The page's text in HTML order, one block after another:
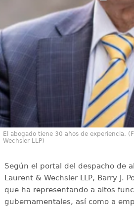
El abogado tiene 30 años de experiencia.
Wechsler LLP)
Según el portal del despacho de
Laurent & Wechsler LLP, Barry J.
que ha representando a altos
gubernamentales, así como a